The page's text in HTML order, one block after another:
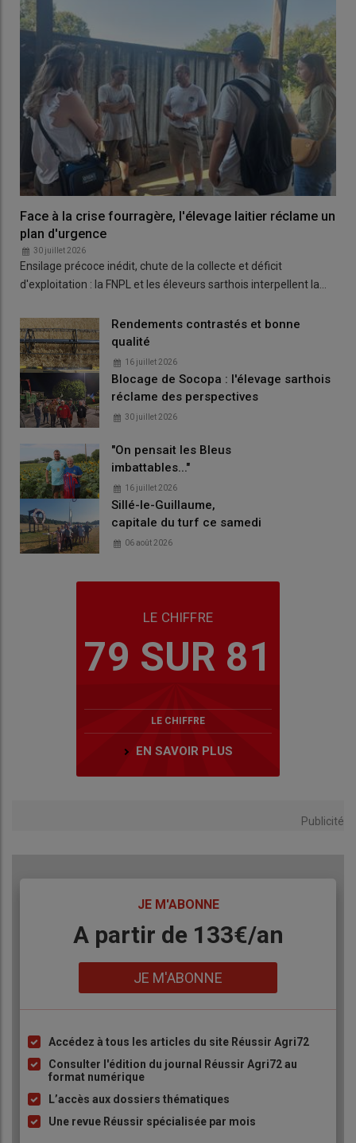
Face à la crise fourragère, l'élevage laitier réclame un
plan d'urgence
30 juillet 2026
Ensilage précoce inédit, chute de la collecte et déficit
d'exploitation : la FNPL et les éleveurs sarthois interpellent la…
Rendements contrastés et bonne
qualité
16 juillet 2026
Blocage de Socopa : l'élevage sarthois
réclame des perspectives
30 juillet 2026
"On pensait les Bleus
imbattables..."
16 juillet 2026
Sillé-le-Guillaume,
capitale du turf ce samedi
06 août 2026
LE CHIFFRE
79 SUR 81
LE CHIFFRE
EN SAVOIR PLUS
Publicité
JE M'ABONNE
BodyA partir de 133€/an
JE M'ABONNE
Liste
à
puce
Accédez à tous les articles du site Réussir Agri72
Consulter l'édition du journal Réussir Agri72 au
format numérique
L’accès aux dossiers thématiques
Une revue Réussir spécialisée par mois